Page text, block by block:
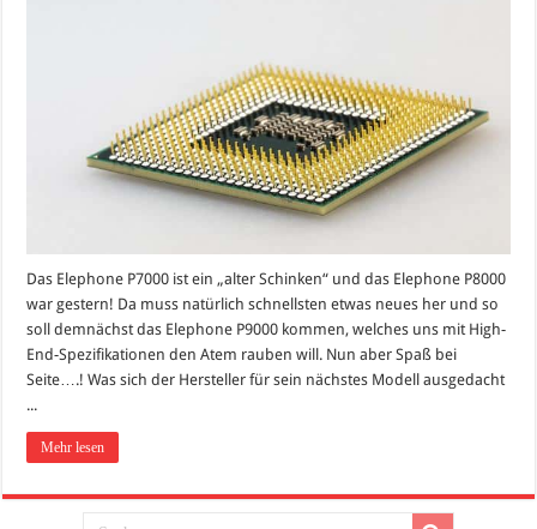
Das Elephone P7000 ist ein „alter Schinken“ und das Elephone P8000
war gestern! Da muss natürlich schnellsten etwas neues her und so
soll demnächst das Elephone P9000 kommen, welches uns mit High-
End-Spezifikationen den Atem rauben will. Nun aber Spaß bei
Seite….! Was sich der Hersteller für sein nächstes Modell ausgedacht
...
Mehr lesen